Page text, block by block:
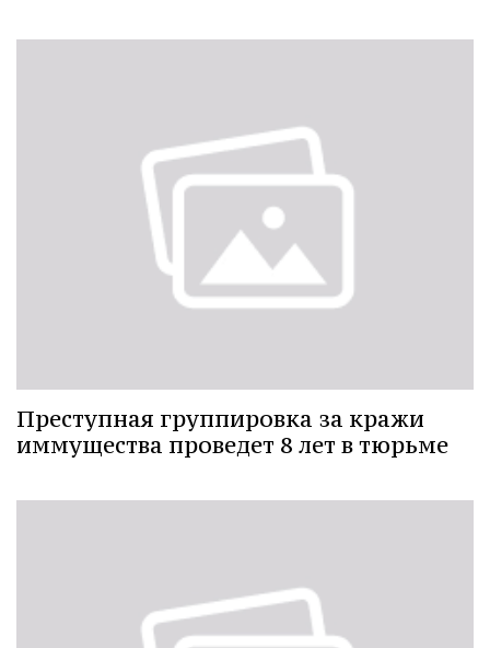
Преступная группировка за кражи
иммущества проведет 8 лет в тюрьме